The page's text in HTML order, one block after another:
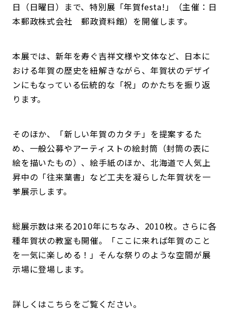
日（日曜日）まで、特別展「年賀festa!」（主催：日
本郵政株式会社 郵政資料館）を開催します。
本展では、新年を寿ぐ吉祥文様や文体など、日本に
おける年賀の歴史を紐解きながら、年賀状のデザイ
ンにもなっている伝統的な「祝」のかたちを振り返
ります。
そのほか、「新しい年賀のカタチ」を提案するた
め、一般公募やアーティストの絵封筒（封筒の表に
絵を描いたもの）、絵手紙のほか、北海道で人気上
昇中の「往来葉書」など工夫を凝らした年賀状を一
挙展示します。
総展示数は来る2010年にちなみ、2010枚。さらに各
種年賀状の教室も開催。「ここに来れば年賀のこと
を一気に楽しめる！」そんな祭りのような空間が展
示場に登場します。
詳しくはこちらをご覧ください。